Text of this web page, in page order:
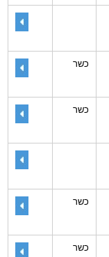
כשר
כשר
כשר
כשר